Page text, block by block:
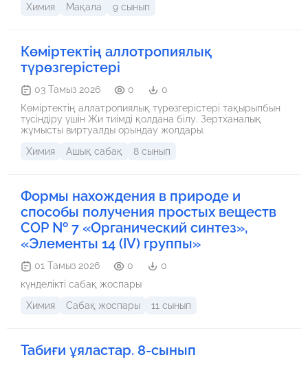
пәнін оқытуда жиі қолданылатын негізгі әдіс-тәсілдердің
ықпал ету үшін тиімді болып табылады
Химия Мақала 9 сынып
Көміртектің аллотропиялық
түрөзгерістері
03 Тамыз 2026 0
0
Көміртектің аллатропиялық түрөзгерістері тақырыпбын
түсіндіру үшін Жи тиімді қолдана білу. Зертханалық
жұмысты виртуалды орындау жолдары.
Химия
Ашық сабақ 8 сынып
Формы нахождения в природе и
способы получения простых веществ
СОР № 7 «Органический синтез»,
«Элементы 14 (IV) группы»
01 Тамыз 2026 0
0
күнделікті сабақ жоспары
Химия
Сабақ жоспары 11 сынып
Табиғи ұяластар. 8-сынып